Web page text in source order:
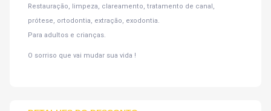
Restauração, limpeza, clareamento, tratamento de canal,
prótese, ortodontia, extração, exodontia.
Para adultos e crianças.
O sorriso que vai mudar sua vida !